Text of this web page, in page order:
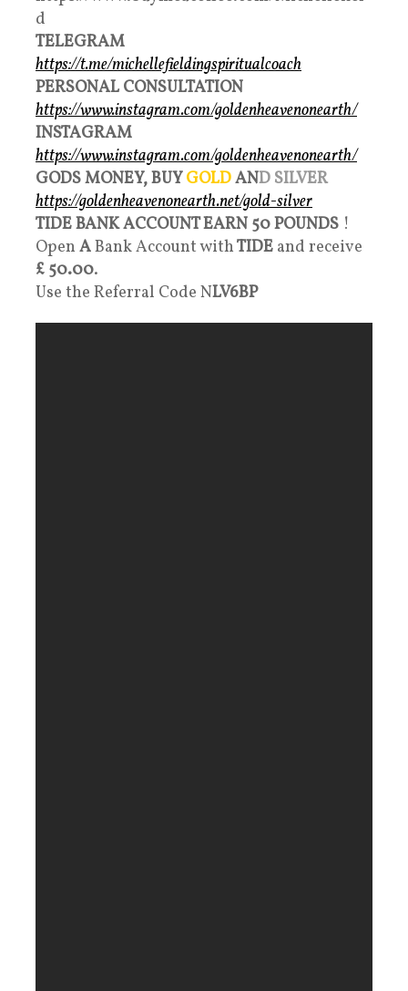
d
TELEGRAM
https://t.me/michellefieldingspiritualcoach
PERSONAL CONSULTATION
https://www.instagram.com/goldenheavenonearth/
INSTAGRAM
https://www.instagram.com/goldenheavenonearth/
GODS MONEY, BUYGOLDAND SILVER
https://goldenheavenonearth.net/gold-silver
TIDE BANK ACCOUNT EARN 50 POUNDS !
Open ABank Account withTIDE and receive
£ 50.00.
Use the Referral Code NLV6BP